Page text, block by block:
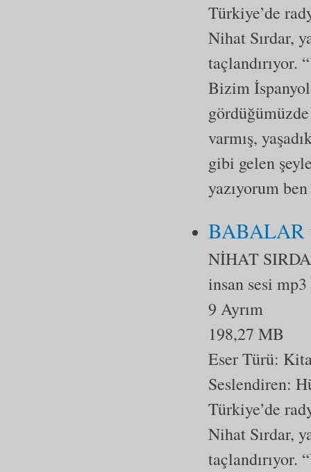
Türkiye’de
Nihat Sırdar,
taçlandırıyor.
Bizim İspanyol
varmış,
gibi gelen
yazıyorum
BABALAR
NİHAT
insan sesi mp3
9 Ayrım
198,27 MB
Eser Türü:
Seslendiren:
Türkiye’de
Nihat Sırdar,
taçlandırıyor.